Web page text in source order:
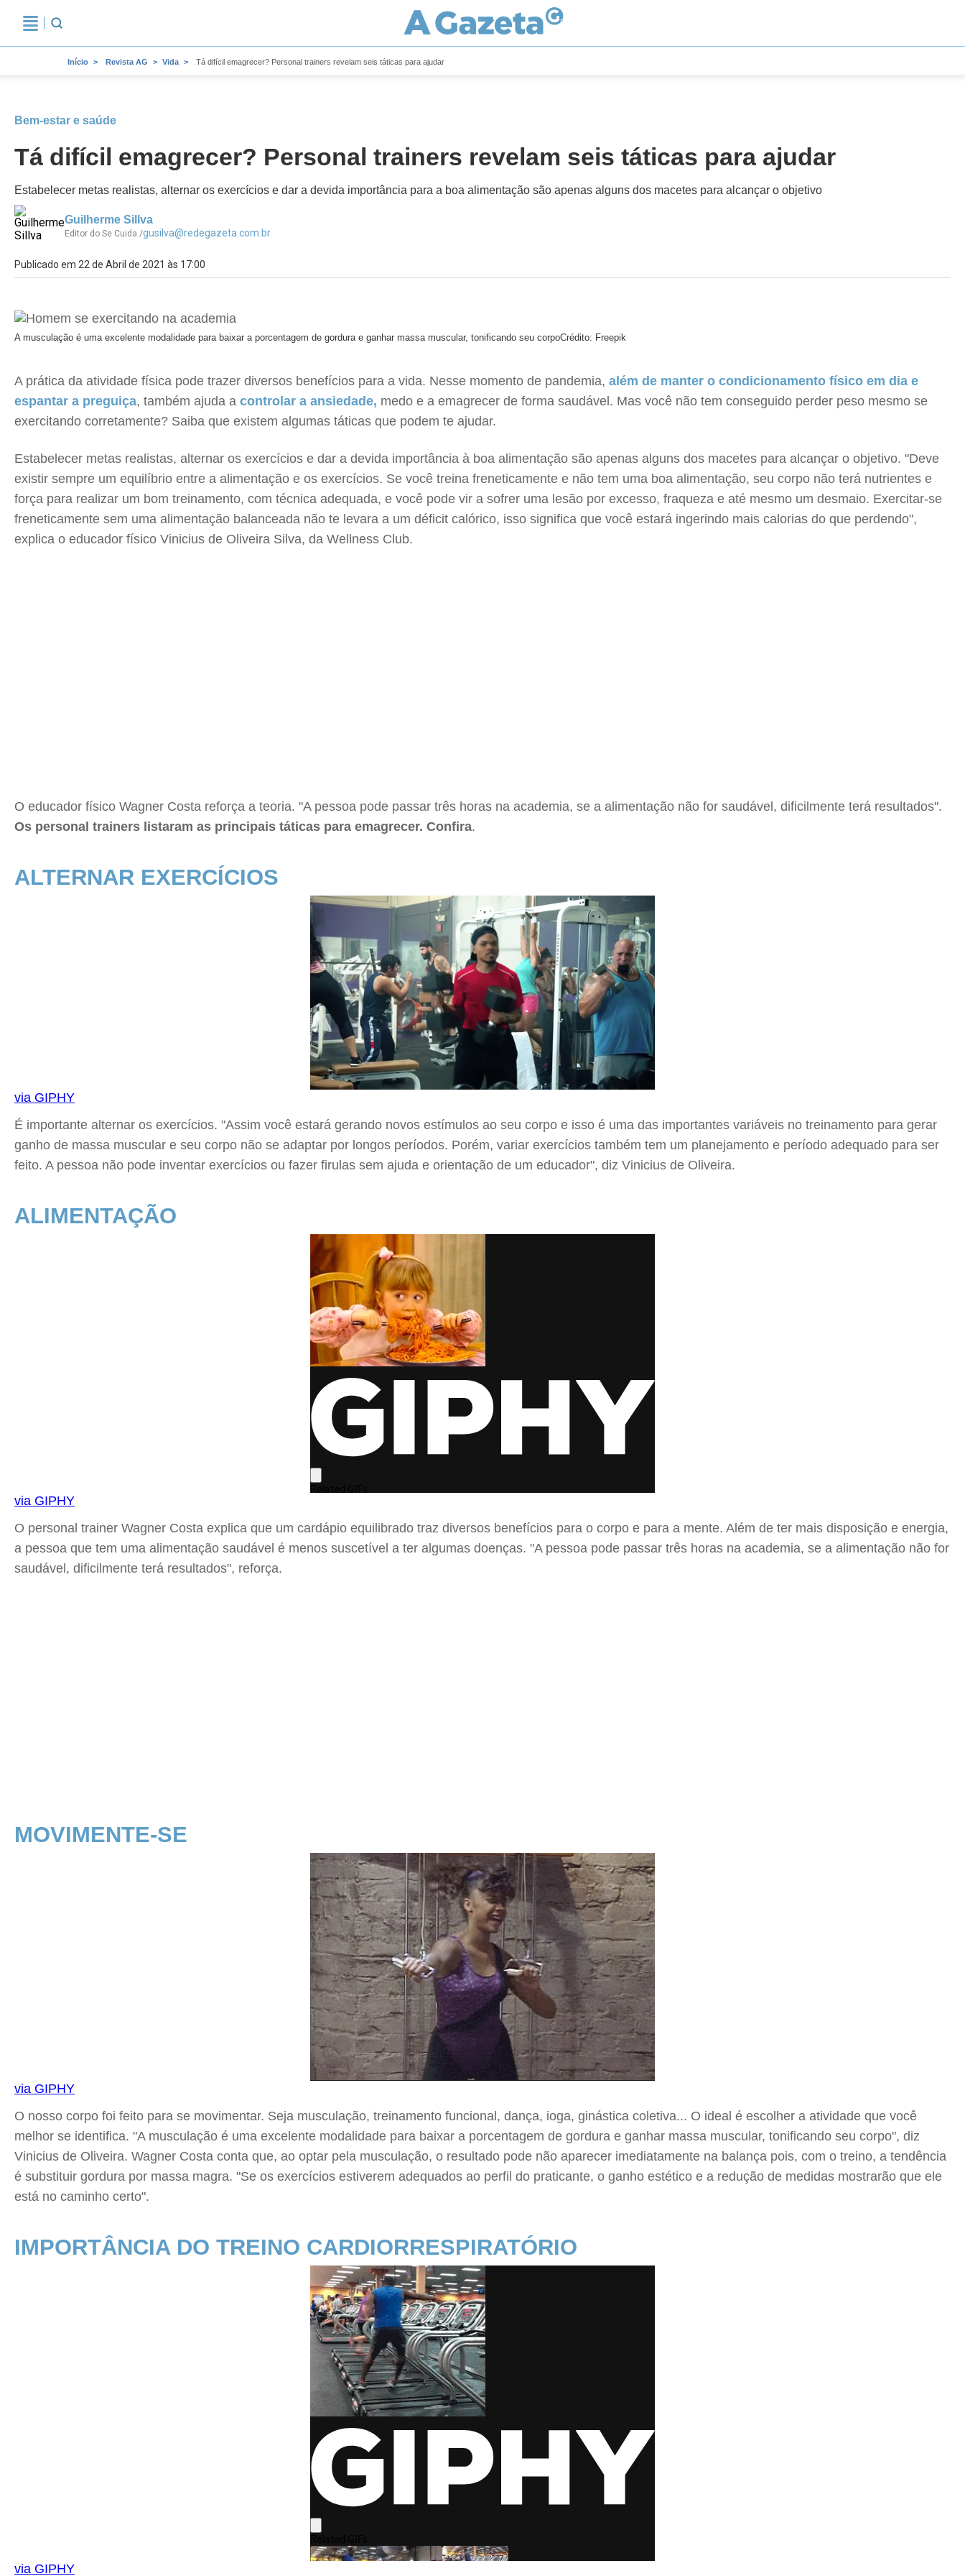
Início Revista AG Vida Tá difícil emagrecer? Personal trainers revelam seis táticas para ajudar
Bem-estar e saúde
Tá difícil emagrecer? Personal trainers revelam seis táticas para ajudar
Estabelecer metas realistas, alternar os exercícios e dar a devida importância para a boa alimentação são apenas alguns dos macetes para alcançar o objetivo
Guilherme Sillva
Editor do Se Cuida /gusilva@redegazeta.com.br
Publicado em 22 de Abril de 2021 às 17:00
A musculação é uma excelente modalidade para baixar a porcentagem de gordura e ganhar massa muscular, tonificando seu corpoCrédito: Freepik
A prática da atividade física pode trazer diversos benefícios para a vida. Nesse momento de pandemia, além de manter o condicionamento físico em dia e
espantar a preguiça, também ajuda a controlar a ansiedade, medo e a emagrecer de forma saudável. Mas você não tem conseguido perder peso mesmo se
exercitando corretamente? Saiba que existem algumas táticas que podem te ajudar.
Estabelecer metas realistas, alternar os exercícios e dar a devida importância à boa alimentação são apenas alguns dos macetes para alcançar o objetivo. "Deve
existir sempre um equilíbrio entre a alimentação e os exercícios. Se você treina freneticamente e não tem uma boa alimentação, seu corpo não terá nutrientes e
força para realizar um bom treinamento, com técnica adequada, e você pode vir a sofrer uma lesão por excesso, fraqueza e até mesmo um desmaio. Exercitar-se
freneticamente sem uma alimentação balanceada não te levara a um déficit calórico, isso significa que você estará ingerindo mais calorias do que perdendo",
explica o educador físico Vinicius de Oliveira Silva, da Wellness Club.
O educador físico Wagner Costa reforça a teoria. "A pessoa pode passar três horas na academia, se a alimentação não for saudável, dificilmente terá resultados".
Os personal trainers listaram as principais táticas para emagrecer. Confira.
ALTERNAR EXERCÍCIOS
via GIPHY
É importante alternar os exercícios. "Assim você estará gerando novos estímulos ao seu corpo e isso é uma das importantes variáveis no treinamento para gerar
ganho de massa muscular e seu corpo não se adaptar por longos períodos. Porém, variar exercícios também tem um planejamento e período adequado para ser
feito. A pessoa não pode inventar exercícios ou fazer firulas sem ajuda e orientação de um educador", diz Vinicius de Oliveira.
ALIMENTAÇÃO
via GIPHY
O personal trainer Wagner Costa explica que um cardápio equilibrado traz diversos benefícios para o corpo e para a mente. Além de ter mais disposição e energia,
a pessoa que tem uma alimentação saudável é menos suscetível a ter algumas doenças. "A pessoa pode passar três horas na academia, se a alimentação não for
saudável, dificilmente terá resultados", reforça.
MOVIMENTE-SE
via GIPHY
O nosso corpo foi feito para se movimentar. Seja musculação, treinamento funcional, dança, ioga, ginástica coletiva... O ideal é escolher a atividade que você
melhor se identifica. "A musculação é uma excelente modalidade para baixar a porcentagem de gordura e ganhar massa muscular, tonificando seu corpo", diz
Vinicius de Oliveira. Wagner Costa conta que, ao optar pela musculação, o resultado pode não aparecer imediatamente na balança pois, com o treino, a tendência
é substituir gordura por massa magra. "Se os exercícios estiverem adequados ao perfil do praticante, o ganho estético e a redução de medidas mostrarão que ele
está no caminho certo".
IMPORTÂNCIA DO TREINO CARDIORRESPIRATÓRIO
via GIPHY